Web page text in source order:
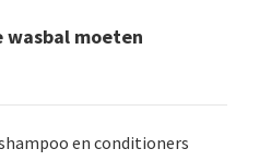
wasbal moeten
en conditioners